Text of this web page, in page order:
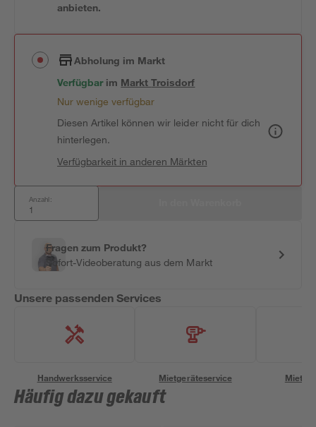
anbieten.
Abholung im Markt
Verfügbar im MarktTroisdorf
Nur wenige verfügbar
Diesen Artikel können wir leider nicht für dich
hinterlegen.
Verfügbarkeit in anderen Märkten
Anzahl:
Fragen zum Produkt?
Sofort-Videoberatung aus dem Markt
Unsere passenden Services
Handwerksservice Mietgeräteservice
Häufig dazu gekauft